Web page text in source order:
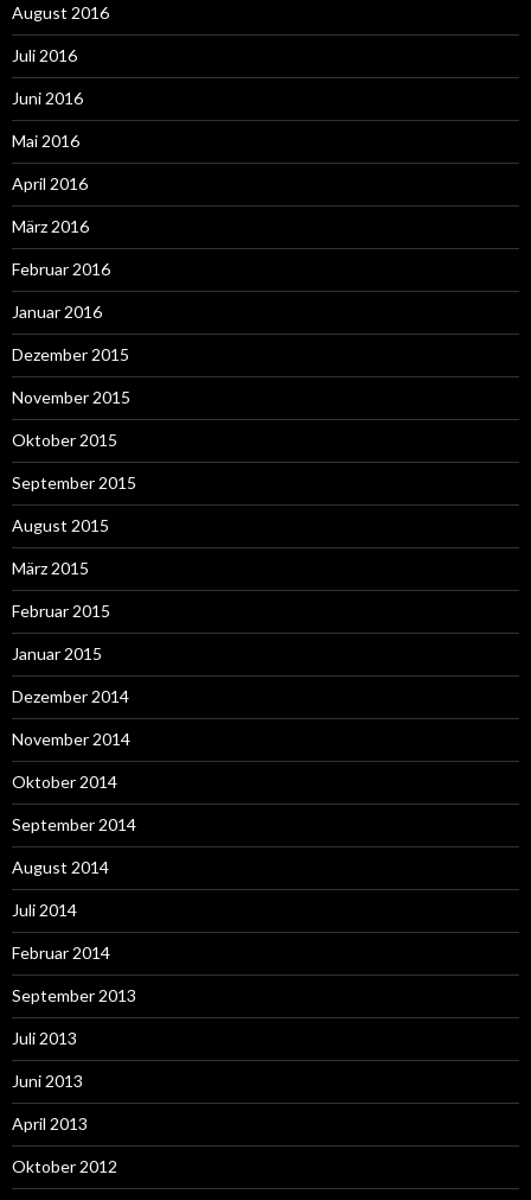
August 2016
Juli 2016
Juni 2016
Mai 2016
April 2016
März 2016
Februar 2016
Januar 2016
Dezember 2015
November 2015
Oktober 2015
September 2015
August 2015
März 2015
Februar 2015
Januar 2015
Dezember 2014
November 2014
Oktober 2014
September 2014
August 2014
Juli 2014
Februar 2014
September 2013
Juli 2013
Juni 2013
April 2013
Oktober 2012